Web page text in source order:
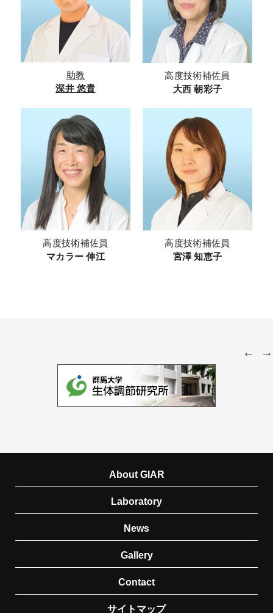
助教
深井 悠貴
高度技術補佐員
大西 朝彩子
高度技術補佐員
マカラー 伸江
高度技術補佐員
宮澤 知恵子
About GIAR
Laboratory
News
Gallery
Contact
サイトマップ